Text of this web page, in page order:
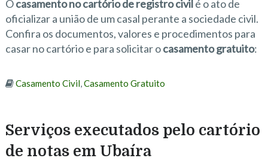
Ocasamento no cartório de registro civilé o ato de
oficializar a união de um casal perante a sociedade civil.
Confira os documentos, valores e procedimentos para
casar no cartório e para solicitar ocasamento gratuito:
Casamento Civil,Casamento Gratuito
Serviços executados pelo cartório
de notas em Ubaíra